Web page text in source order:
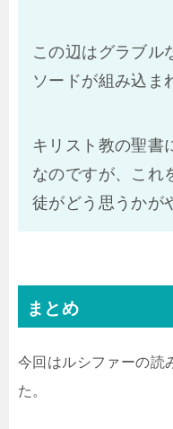
この辺はグラブル
ソードが組み込ま
キリスト教の聖書
なのですが、これ
徒がどう思うかが
まとめ
今回はルシファーの読
た。